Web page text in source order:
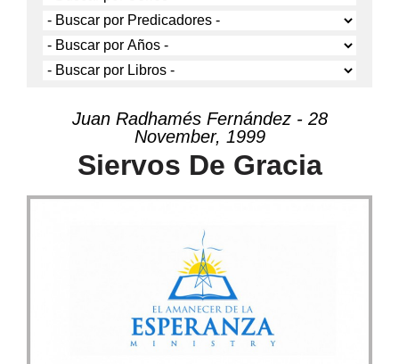
Juan Radhamés Fernández - 28
November, 1999
Siervos De Gracia